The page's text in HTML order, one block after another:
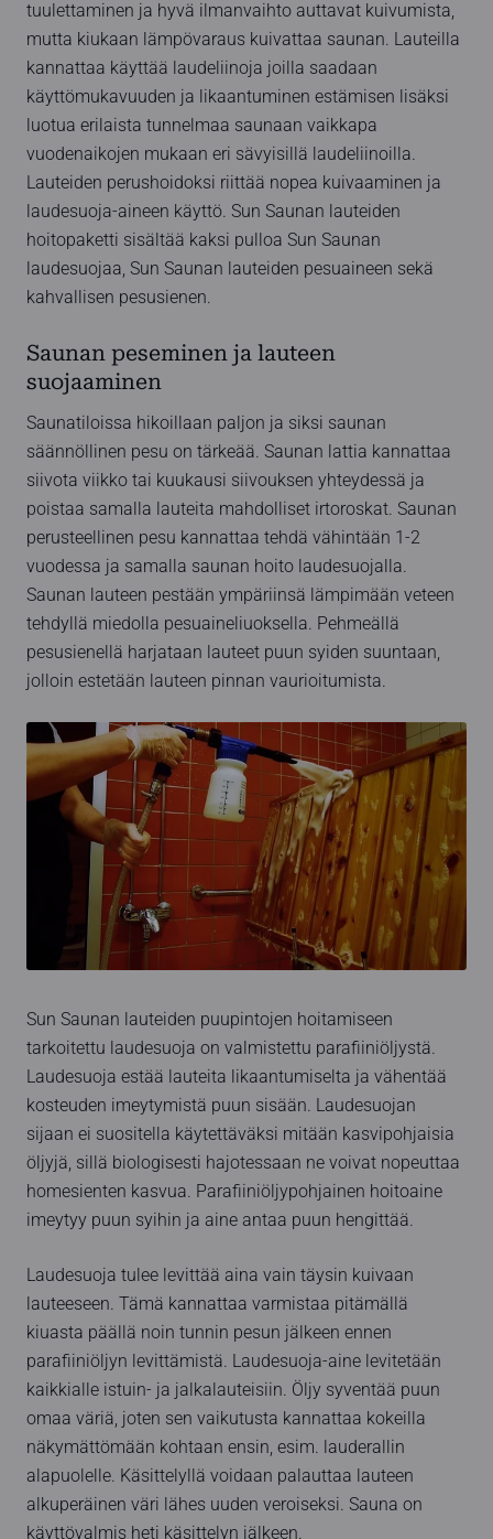
tuulettaminen ja hyvä ilmanvaihto auttavat kuivumista,
mutta kiukaan lämpövaraus kuivattaa saunan. Lauteilla
kannattaa käyttää laudeliinoja joilla saadaan
käyttömukavuuden ja likaantuminen estämisen lisäksi
luotua erilaista tunnelmaa saunaan vaikkapa
vuodenaikojen mukaan eri sävyisillä laudeliinoilla.
Lauteiden perushoidoksi riittää nopea kuivaaminen ja
laudesuoja-aineen käyttö. Sun Saunan lauteiden
hoitopaketti sisältää kaksi pulloa Sun Saunan
laudesuojaa, Sun Saunan lauteiden pesuaineen sekä
kahvallisen pesusienen.
Saunan peseminen ja lauteen
suojaaminen
Saunatiloissa hikoillaan paljon ja siksi saunan
säännöllinen pesu on tärkeää. Saunan lattia kannattaa
siivota viikko tai kuukausi siivouksen yhteydessä ja
poistaa samalla lauteita mahdolliset irtoroskat. Saunan
perusteellinen pesu kannattaa tehdä vähintään 1-2
vuodessa ja samalla saunan hoito laudesuojalla.
Saunan lauteen pestään ympäriinsä lämpimään veteen
tehdyllä miedolla pesuaineliuoksella. Pehmeällä
pesusienellä harjataan lauteet puun syiden suuntaan,
jolloin estetään lauteen pinnan vaurioitumista.
Sun Saunan lauteiden puupintojen hoitamiseen
tarkoitettu laudesuoja on valmistettu parafiiniöljystä.
Laudesuoja estää lauteita likaantumiselta ja vähentää
kosteuden imeytymistä puun sisään. Laudesuojan
sijaan ei suositella käytettäväksi mitään kasvipohjaisia
öljyjä, sillä biologisesti hajotessaan ne voivat nopeuttaa
homesienten kasvua. Parafiiniöljypohjainen hoitoaine
imeytyy puun syihin ja aine antaa puun hengittää.
Laudesuoja tulee levittää aina vain täysin kuivaan
lauteeseen. Tämä kannattaa varmistaa pitämällä
kiuasta päällä noin tunnin pesun jälkeen ennen
parafiiniöljyn levittämistä. Laudesuoja-aine levitetään
kaikkialle istuin- ja jalkalauteisiin. Öljy syventää puun
omaa väriä, joten sen vaikutusta kannattaa kokeilla
näkymättömään kohtaan ensin, esim. lauderallin
alapuolelle. Käsittelyllä voidaan palauttaa lauteen
alkuperäinen väri lähes uuden veroiseksi. Sauna on
käyttövalmis heti käsittelyn jälkeen.